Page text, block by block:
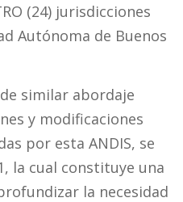
(24) jurisdicciones
Autónoma de Buenos
similar abordaje
y modificaciones
por esta ANDIS, se
la cual constituye una
la necesidad